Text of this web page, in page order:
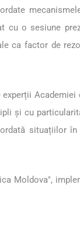
cu o sesiune
ca factor de
Academiei
și cu
situațiilor
Moldova",